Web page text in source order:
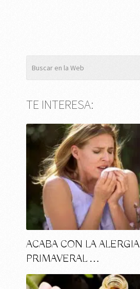
TE INTERESA:
ACABA CON LA ALERGIA
PRIMAVERAL …